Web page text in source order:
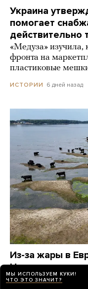
Украина
помогает
действительно
«Медуза» изучила,
фронта на
пластиковые
ИСТОРИИ 6 дней назад
Из-за жары в
На поверхности
затонувшие
МЫ ИСПОЛЬЗУЕМ КУКИ!
ЧТО ЭТО ЗНАЧИТ?